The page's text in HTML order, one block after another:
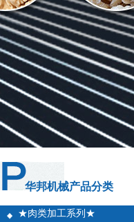
华邦机械产品分类
★肉类加工系列★